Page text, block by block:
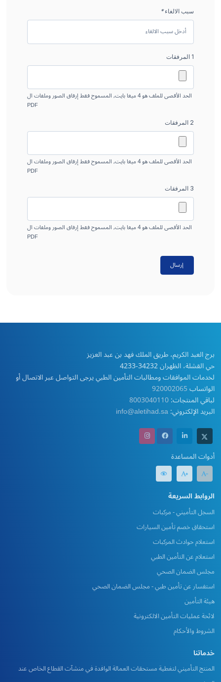
سبب الالغاء*
1 المرفقات
الحد الأقصى للملف هو 4 ميغا بايت, المسموح فقط إرفاق الصور وملفات ال
PDF
2 المرفقات
الحد الأقصى للملف هو 4 ميغا بايت, المسموح فقط إرفاق الصور وملفات ال
PDF
3 المرفقات
الحد الأقصى للملف هو 4 ميغا بايت, المسموح فقط إرفاق الصور وملفات ال
PDF
إرسال
برج العبد الكريم، طريق الملك فهد بن عبد العزيز
حي القشلة، الظهران 34232-4233
لخدمات الموافقات ومطالبات التأمين الطبي يرجى التواصل عبر الاتصال أو
الواتساب920002065
لباقي المنتجات:8003040110
البريد الإلكتروني:info@aletihad.sa
أدوات المساعدة
الروابط السريعة
السجل التأميني - مركبات
استحقاق خصم تأمين السيارات
استعلام حوادث المركبات
استعلام عن التأمين الطبي
مجلس الضمان الصحي
استفسار عن تأمين طبي - مجلس الضمان الصحي
هيئة التأمين
لائحة عمليات التأمين الالكترونية
الشروط والأحكام
خدماتنا
المنتج التأميني لتغطية مستحقات العمالة الوافدة في منشآت القطاع الخاص عند